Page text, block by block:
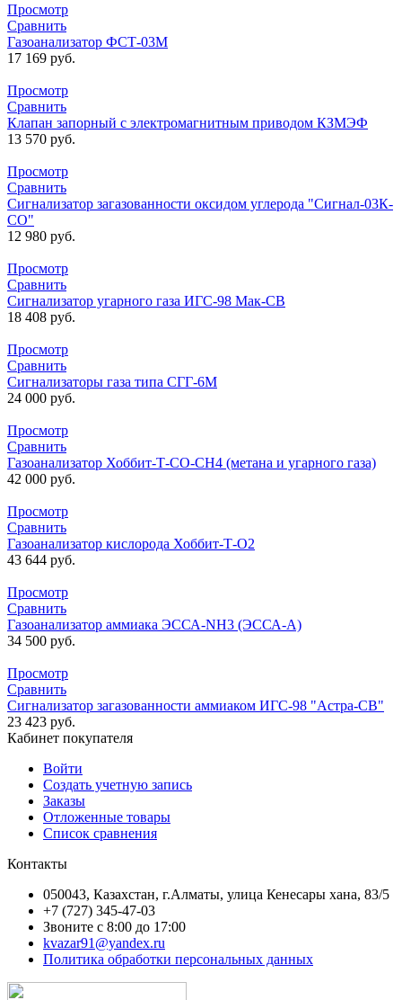
Просмотр
Сравнить
Газоанализатор ФСТ-03М
17 169 руб.
Просмотр
Сравнить
Клапан запорный с электромагнитным приводом КЗМЭФ
13 570 руб.
Просмотр
Сравнить
Сигнализатор загазованности оксидом углерода "Сигнал-03К-
СО"
12 980 руб.
Просмотр
Сравнить
Сигнализатор угарного газа ИГС-98 Мак-СВ
18 408 руб.
Просмотр
Сравнить
Сигнализаторы газа типа СГГ-6М
24 000 руб.
Просмотр
Сравнить
Газоанализатор Хоббит-Т-СО-СН4 (метана и угарного газа)
42 000 руб.
Просмотр
Сравнить
Газоанализатор кислорода Хоббит-Т-О2
43 644 руб.
Просмотр
Сравнить
Газоанализатор аммиака ЭССА-NH3 (ЭССА-А)
34 500 руб.
Просмотр
Сравнить
Сигнализатор загазованности аммиаком ИГС-98 "Астра-СВ"
23 423 руб.
Кабинет покупателя
Войти
Создать учетную запись
Заказы
Отложенные товары
Список сравнения
Контакты
050043, Казахстан, г.Алматы, улица Кенесары хана, 83/5
+7 (727) 345-47-03
Звоните с 8:00 до 17:00
kvazar91@yandex.ru
Политика обработки персональных данных